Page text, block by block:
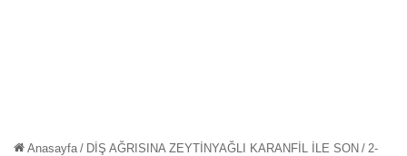
Anasayfa / DİŞ AĞRISINA ZEYTİNYAĞLI KARANFİL İLE SON / 2-